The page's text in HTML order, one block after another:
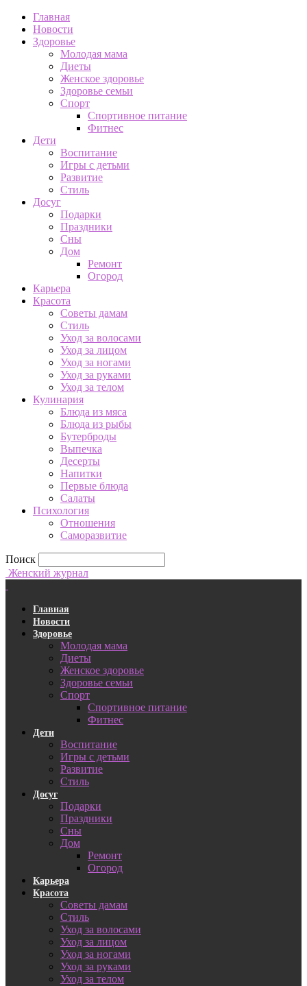
Главная
Новости
Здоровье
Молодая мама
Диеты
Женское здоровье
Здоровье семьи
Спорт
Спортивное питание
Фитнес
Дети
Воспитание
Игры с детьми
Развитие
Стиль
Досуг
Подарки
Праздники
Сны
Дом
Ремонт
Огород
Карьера
Красота
Советы дамам
Стиль
Уход за волосами
Уход за лицом
Уход за ногами
Уход за руками
Уход за телом
Кулинария
Блюда из мяса
Блюда из рыбы
Бутерброды
Выпечка
Десерты
Напитки
Первые блюда
Салаты
Психология
Отношения
Саморазвитие
Поиск
Женский журнал
Главная
Новости
Здоровье
Молодая мама
Диеты
Женское здоровье
Здоровье семьи
Спорт
Спортивное питание
Фитнес
Дети
Воспитание
Игры с детьми
Развитие
Стиль
Досуг
Подарки
Праздники
Сны
Дом
Ремонт
Огород
Карьера
Красота
Советы дамам
Стиль
Уход за волосами
Уход за лицом
Уход за ногами
Уход за руками
Уход за телом